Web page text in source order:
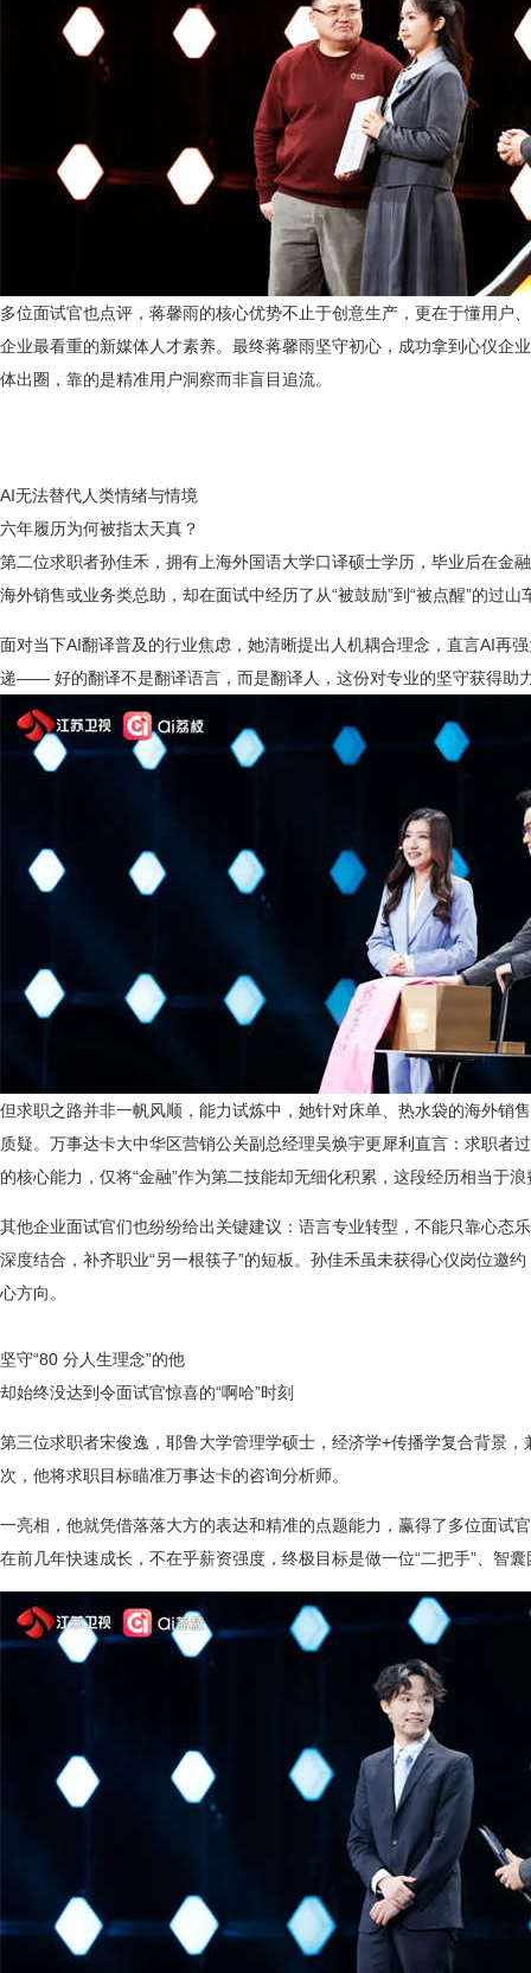
多位面试官也点评，蒋馨雨的核心优势不止于创意生产，更在于懂用户
企业最看重的新媒体人才素养。最终蒋馨雨坚守初心，成功拿到心仪企
体出圈，靠的是精准用户洞察而非盲目追流。
AI无法替代人类情绪与情境
六年履历为何被指太天真？
第二位求职者孙佳禾，拥有上海外国语大学口译硕士学历，毕业后在金
海外销售或业务类总助，却在面试中经历了从“被鼓励”到“被点醒”的过山
面对当下AI翻译普及的行业焦虑，她清晰提出人机耦合理念，直言AI再
递—— 好的翻译不是翻译语言，而是翻译人，这份对专业的坚守获得助
但求职之路并非一帆风顺，能力试炼中，她针对床单、热水袋的海外销
质疑。万事达卡大中华区营销公关副总经理吴焕宇更犀利直言：求职者
的核心能力，仅将“金融”作为第二技能却无细化积累，这段经历相当于浪
其他企业面试官们也纷纷给出关键建议：语言专业转型，不能只靠心态
深度结合，补齐职业“另一根筷子”的短板。孙佳禾虽未获得心仪岗位邀
心方向。
坚守“80 分人生理念”的他
却始终没达到令面试官惊喜的“啊哈”时刻
第三位求职者宋俊逸，耶鲁大学管理学硕士，经济学+传播学复合背景
次，他将求职目标瞄准万事达卡的咨询分析师。
一亮相，他就凭借落落大方的表达和精准的点题能力，赢得了多位面试
在前几年快速成长，不在乎薪资强度，终极目标是做一位“二把手”、智囊